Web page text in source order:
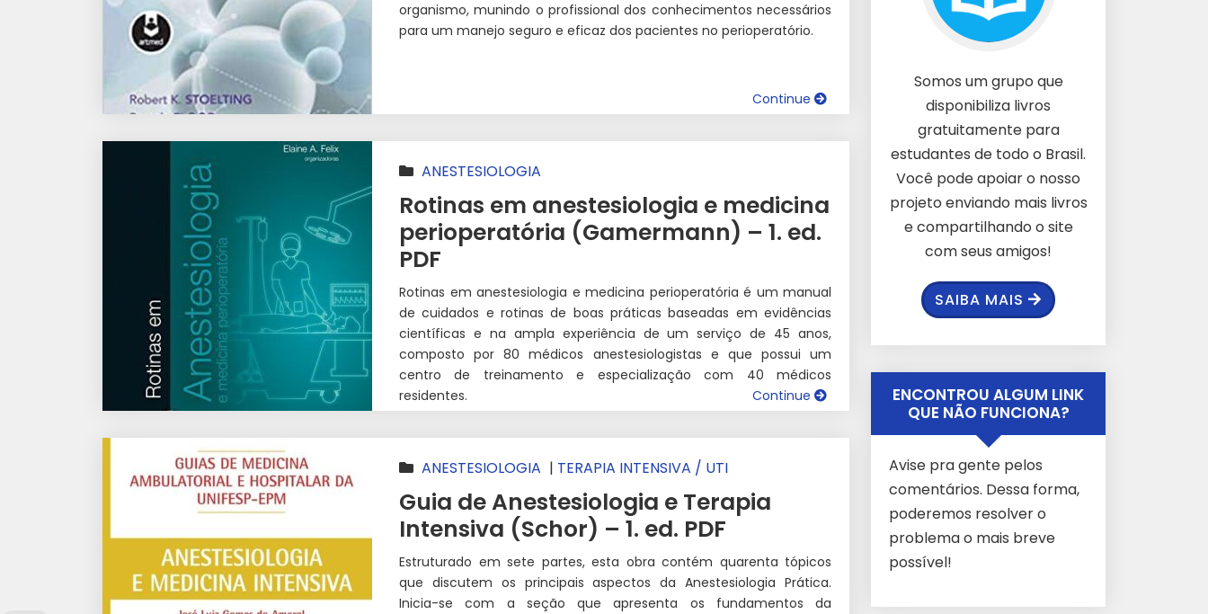
organismo, munindo o profissional dos conhecimentos necessários
para um manejo seguro e eficaz dos pacientes no perioperatório.
Continue
ANESTESIOLOGIA
Rotinas em anestesiologia e medicina
perioperatória (Gamermann) – 1. ed.
PDF
Rotinas em anestesiologia e medicina perioperatória é um manual
de cuidados e rotinas de boas práticas baseadas em evidências
científicas e na ampla experiência de um serviço de 45 anos,
composto por 80 médicos anestesiologistas e que possui um
centro de treinamento e especialização com 40 médicos
residentes.
Continue
ANESTESIOLOGIA | TERAPIA INTENSIVA / UTI
Guia de Anestesiologia e Terapia
Intensiva (Schor) – 1. ed. PDF
Estruturado em sete partes, esta obra contém quarenta tópicos
que discutem os principais aspectos da Anestesiologia Prática.
Inicia-se com a seção que apresenta os fundamentos da
Somos um grupo que
disponibiliza livros
gratuitamente para
estudantes de todo o Brasil.
Você pode apoiar o nosso
projeto enviando mais livros
e compartilhando o site
com seus amigos!
SAIBA MAIS
ENCONTROU ALGUM LINK
QUE NÃO FUNCIONA?
Avise pra gente pelos
comentários. Dessa forma,
poderemos resolver o
problema o mais breve
possível!